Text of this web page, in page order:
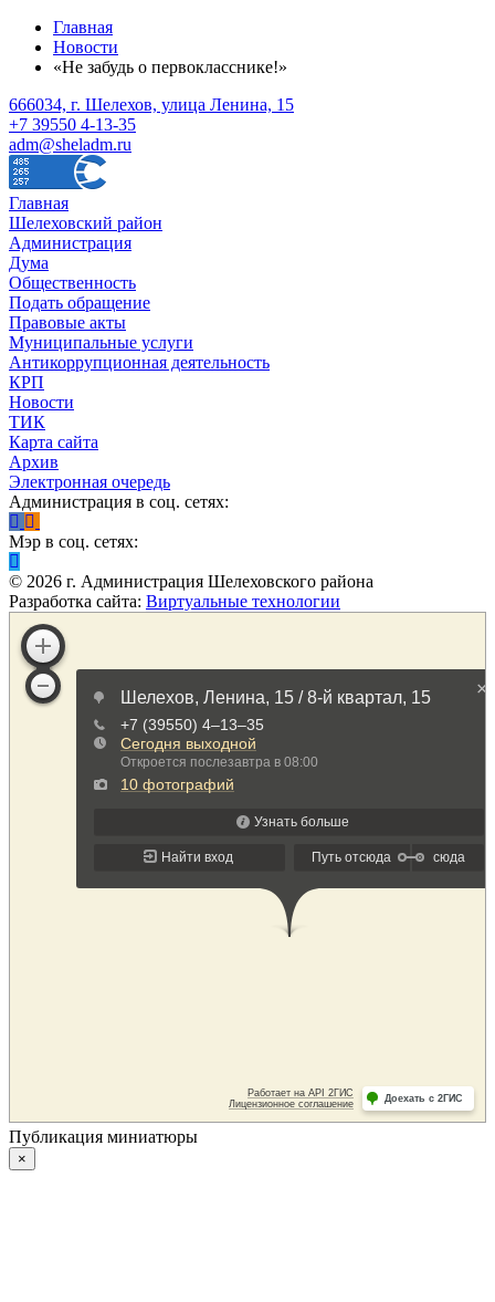
Главная
Новости
«Не забудь о первокласснике!»
666034, г. Шелехов, улица Ленина, 15
+7 39550 4-13-35
adm@sheladm.ru
Главная
Шелеховский район
Администрация
Дума
Общественность
Подать обращение
Правовые акты
Муниципальные услуги
Антикоррупционная деятельность
КРП
Новости
ТИК
Карта сайта
Архив
Электронная очередь
Администрация в соц. сетях:
Мэр в соц. сетях:
© 2026 г. Администрация Шелеховского района
Разработка сайта: Виртуальные технологии
Публикация миниатюры
×